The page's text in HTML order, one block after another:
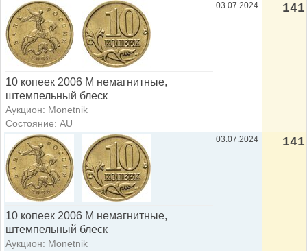
10 копеек 2006 М немагнитные,
штемпельный блеск
Аукцион: Monetnik
Состояние: AU
03.07.2024 141
10 копеек 2006 М немагнитные,
штемпельный блеск
Аукцион: Monetnik
03.07.2024 141